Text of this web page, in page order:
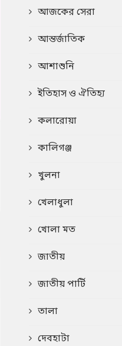
আজকের সেরা
আন্তর্জাতিক
আশাশুনি
ইতিহাস ও ঐতিহ্য
কলারোয়া
কালিগঞ্জ
খুলনা
খেলাধুলা
খোলা মত
জাতীয়
জাতীয় পার্টি
তালা
দেবহাটা